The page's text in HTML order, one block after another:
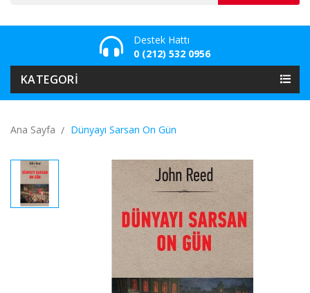
Destek Hattı
0 (212) 532 0956
KATEGORI
Ana Sayfa Dünyayı Sarsan On Gün